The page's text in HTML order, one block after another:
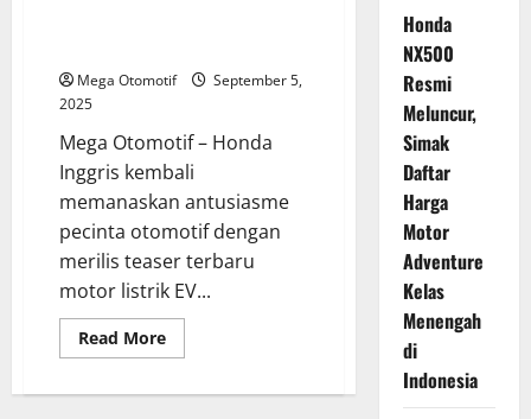
Mega Otomotif
September 5,
2025
Mega Otomotif – Honda
Inggris kembali
memanaskan antusiasme
pecinta otomotif dengan
merilis teaser terbaru
motor listrik EV...
Read MoreRead
more
EV
Honda
NX500
Resmi
Meluncur,
Simak
Daftar
Harga
Motor
Adventure
Kelas
Menengah
di
Indonesia